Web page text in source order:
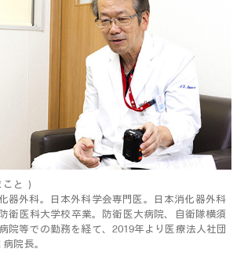
と）
器外科。日本外科学会専門医。日本消化器外科
衛医科大学校卒業。防衛医大病院、自衛隊横須
院等での勤務を経て、2019年より医療法人社団
院長。